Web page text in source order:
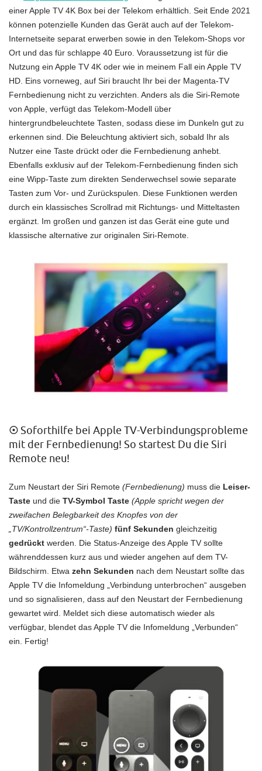
einer Apple TV 4K Box bei der Telekom erhältlich. Seit Ende 2021
können potenzielle Kunden das Gerät auch auf der Telekom-
Internetseite separat erwerben sowie in den Telekom-Shops vor
Ort und das für schlappe 40 Euro. Voraussetzung ist für die
Nutzung ein Apple TV 4K oder wie in meinem Fall ein Apple TV
HD. Eins vorneweg, auf Siri braucht Ihr bei der Magenta-TV
Fernbedienung nicht zu verzichten. Anders als die Siri-Remote
von Apple, verfügt das Telekom-Modell über
hintergrundbeleuchtete Tasten, sodass diese im Dunkeln gut zu
erkennen sind. Die Beleuchtung aktiviert sich, sobald Ihr als
Nutzer eine Taste drückt oder die Fernbedienung anhebt.
Ebenfalls exklusiv auf der Telekom-Fernbedienung finden sich
eine Wipp-Taste zum direkten Senderwechsel sowie separate
Tasten zum Vor- und Zurückspulen. Diese Funktionen werden
durch ein klassisches Scrollrad mit Richtungs- und Mitteltasten
ergänzt. Im großen und ganzen ist das Gerät eine gute und
klassische alternative zur originalen Siri-Remote.
☉ Soforthilfe bei Apple TV-Verbindungsprobleme
mit der Fernbedienung! So startest Du die Siri
Remote neu!
Zum Neustart der Siri Remote (Fernbedienung) muss die Leiser-
Taste und die TV-Symbol Taste (Apple spricht wegen der
zweifachen Belegbarkeit des Knopfes von der
„TV/Kontrollzentrum“-Taste) fünf Sekunden gleichzeitig
gedrückt werden. Die Status-Anzeige des Apple TV sollte
währenddessen kurz aus und wieder angehen auf dem TV-
Bildschirm. Etwa zehn Sekunden nach dem Neustart sollte das
Apple TV die Infomeldung „Verbindung unterbrochen“ ausgeben
und so signalisieren, dass auf den Neustart der Fernbedienung
gewartet wird. Meldet sich diese automatisch wieder als
verfügbar, blendet das Apple TV die Infomeldung „Verbunden“
ein. Fertig!